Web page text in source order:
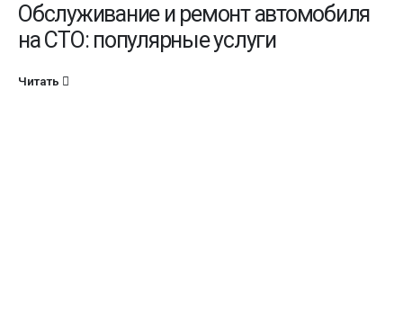
Обслуживание и ремонт автомобиля
на СТО: популярные услуги
Читать